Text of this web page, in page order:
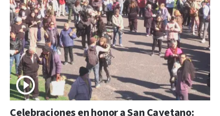
Celebraciones en honor a San Cayetano: